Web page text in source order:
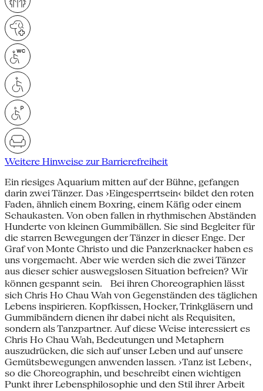
Weitere Hinweise zur Barrierefreiheit
Ein riesiges Aquarium mitten auf der Bühne, gefangen
darin zwei Tänzer. Das ›Eingesperrtsein‹ bildet den roten
Faden, ähnlich einem Boxring, einem Käfig oder einem
Schaukasten. Von oben fallen in rhythmischen Abständen
Hunderte von kleinen Gummibällen. Sie sind Begleiter für
die starren Bewegungen der Tänzer in dieser Enge. Der
Graf von Monte Christo und die Panzerknacker haben es
uns vorgemacht. Aber wie werden sich die zwei Tänzer
aus dieser schier auswegslosen Situation befreien? Wir
können gespannt sein. Bei ihren Choreographien lässt
sich Chris Ho Chau Wah von Gegenständen des täglichen
Lebens inspirieren. Kopfkissen, Hocker, Trinkgläsern und
Gummibändern dienen ihr dabei nicht als Requisiten,
sondern als Tanzpartner. Auf diese Weise interessiert es
Chris Ho Chau Wah, Bedeutungen und Metaphern
auszudrücken, die sich auf unser Leben und auf unsere
Gemütsbewegungen anwenden lassen. ›Tanz ist Leben‹,
so die Choreographin, und beschreibt einen wichtigen
Punkt ihrer Lebensphilosophie und den Stil ihrer Arbeit